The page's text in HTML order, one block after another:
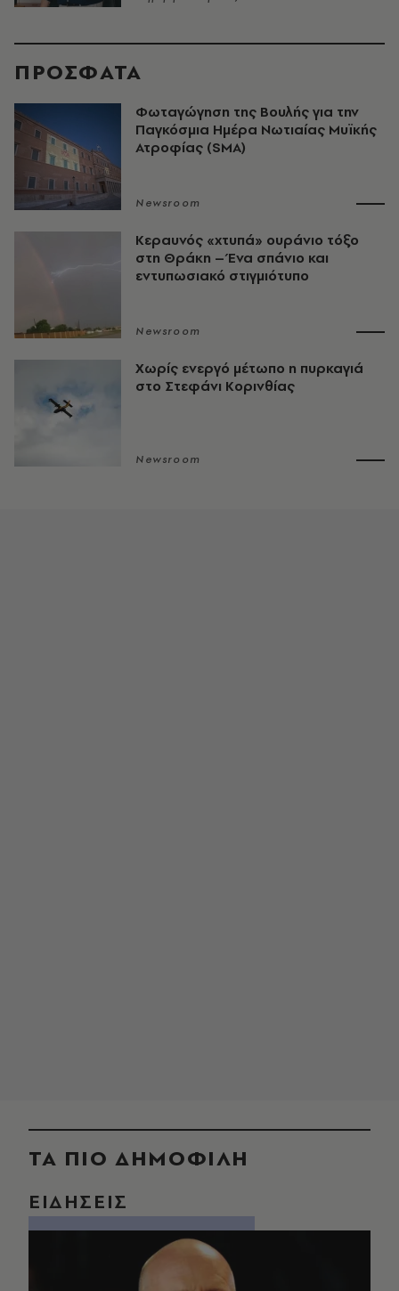
ΠΡΟΣΦΑΤΑ
Φωταγώγηση της Βουλής για την
Παγκόσμια Ημέρα Νωτιαίας Μυϊκής
Ατροφίας (SMA)
Newsroom
Κεραυνός «χτυπά» ουράνιο τόξο
στη Θράκη – Ένα σπάνιο και
εντυπωσιακό στιγμιότυπο
Newsroom
Χωρίς ενεργό μέτωπο η πυρκαγιά
στο Στεφάνι Κορινθίας
Newsroom
ΤΑ ΠΙΟ ΔΗΜΟΦΙΛΗ
ΕΙΔΗΣΕΙΣ